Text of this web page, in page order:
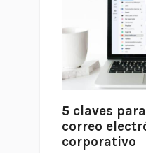
5 claves
correo
corporativo